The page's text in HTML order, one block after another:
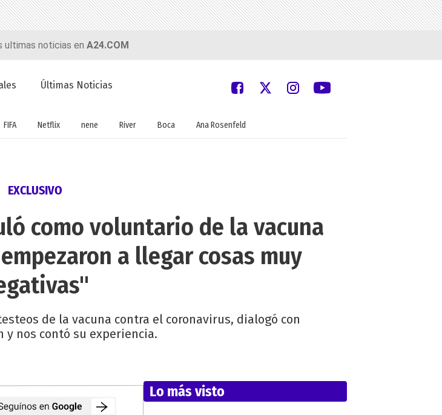
ultimas noticias en A24.COM
Últimas Noticias
FIFA Netflix nene River Boca Ana Rosenfeld
EXCLUSIVO
como voluntario de la vacuna
a llegar cosas muy
de la vacuna contra el coronavirus, dialogó con
y nos contó su experiencia.
Lo más visto